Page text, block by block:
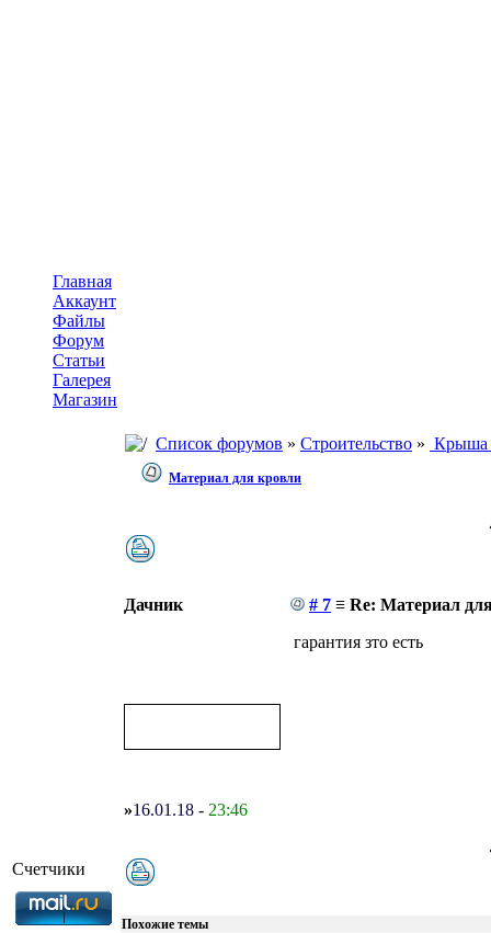
Главная
Аккаунт
Файлы
Форум
Статьи
Галерея
Магазин
Счетчики
Список форумов » Строительство » Крыша
Материал для кровли
Дачник # 7 ≡ Re: Материал
гарантия зто есть
»16.01.18 - 23:46
Похожие темы